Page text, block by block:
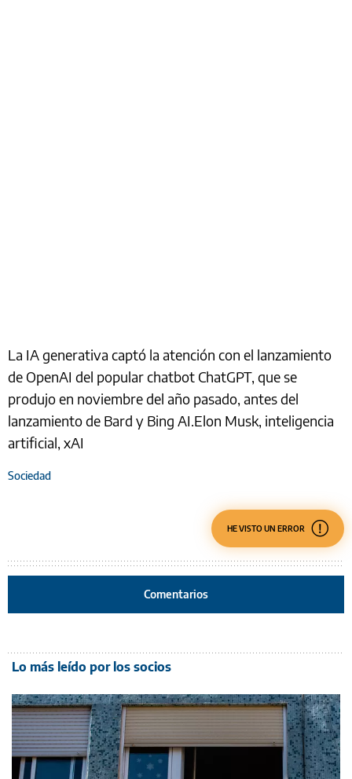
La IA generativa captó la atención con el lanzamiento
de OpenAI del popular chatbot ChatGPT, que se
produjo en noviembre del año pasado, antes del
lanzamiento de Bard y Bing AI.Elon Musk, inteligencia
artificial, xAI
Sociedad
HE VISTO UN ERROR
Comentarios
Lo más leído por los socios